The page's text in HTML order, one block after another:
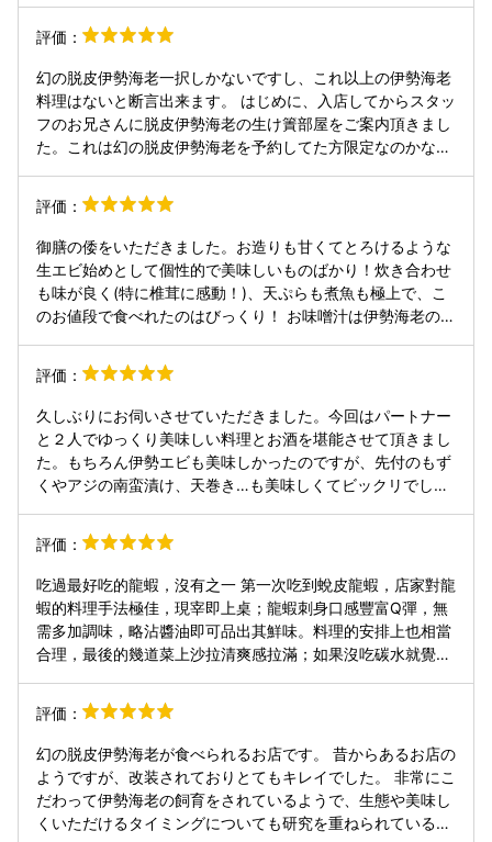
評価：
幻の脱皮伊勢海老一択しかないですし、これ以上の伊勢海老
料理はないと断言出来ます。 はじめに、入店してからスタッ
フのお兄さんに脱皮伊勢海老の生け簀部屋をご案内頂きまし
た。これは幻の脱皮伊勢海老を予約してた方限定なのかなと
業努力を垣間見れました。素直に設備やIoTに力を入れてて
凄いの所感。 そして、肝心の料理ですが、殻ごと食べれるの
が本来の食べ方と言う程、伊勢海老の香りが凄く、旨味も本
当に素晴らしかったです。とても幸せなひと時でした。しつ
こいようですが、これ以上の伊勢海老料理はないんじゃない
かと思います。 極めつけはスタッフの方々のサービス。これ
もとても嬉しかったです。素敵なお店なので、地元の有力者
ましたが、そんな事は全くなく素敵なサービスでした。この
くことをお勧めします。ちなみに私は今回の三重旅行で、こ
ちらのお店をメインにしておりましたが、想像以上だったの
でまた再訪したいと思います。
評価：
御膳の倭をいただきました。お造りも甘くてとろけるような
生エビ始めとして個性的で美味しいものばかり！炊き合わせ
も味が良く(特に椎茸に感動！)、天ぷらも煮魚も極上で、こ
のお値段で食べれたのはびっくり！ お味噌汁は伊勢海老の味
味。 追加で頼んだ巨大カンパチ(ブリ)の塩焼きもしょうが醤
油でいただくと皮はパリパリ、脂が乗りまくった身はふわふ
わで、プロでしかできない仕事。家族で幸せな時間過ごせま
した、ご馳走様！ で。 追伸 見取り図の間取り図ミステリ
ー見ました。さっきのご店主さんが写ってた！！
評価：
久しぶりにお伺いさせていただきました。今回はパートナー
と２人でゆっくり美味しい料理とお酒を堪能させて頂きまし
た。もちろん伊勢エビも美味しかったのですが、先付のもず
くやアジの南蛮漬け、天巻き…も美味しくてビックリでし
ございました。おすすめしていただいて日本酒、而今や作も
美味しく、楽しいひと時を過ごさせて頂きました。
評価：
吃過最好吃的龍蝦，沒有之一 第一次吃到蛻皮龍蝦，店家對龍
蝦的料理手法極佳，現宰即上桌；龍蝦刺身口感豐富Q彈，無
需多加調味，略沾醬油即可品出其鮮味。料理的安排上也相當
合理，最後的幾道菜上沙拉清爽感拉滿；如果沒吃碳水就覺得
殼）端出，供客人拍照確認；尤其是吃飽後，店家主動提出載
客回車站，徹底展現店家極致的待客之道 今まで食べた中で間
違いなく一番美味しいロブスターでした。ここ以上のお店は
ないと思います。 初めて脱皮したばかりのロブスター（ソフ
トシェル）をいただきましたが、お店のロブスターの扱いと
調理技術は本当に素晴らしく、注文後にさばいてすぐ提供さ
評価：
幻の脱皮伊勢海老が食べられるお店です。 昔からあるお店の
ようですが、改装されておりとてもキレイでした。 非常にこ
だわって伊勢海老の飼育をされているようで、生態や美味し
くいただけるタイミングについても研究を重ねられているそ